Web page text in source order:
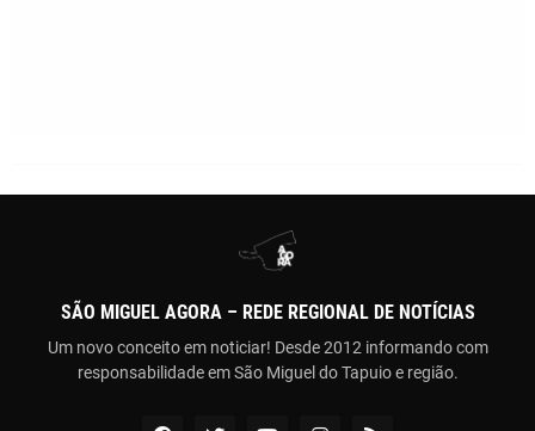
SÃO MIGUEL AGORA – REDE REGIONAL DE NOTÍCIAS
Um novo conceito em noticiar! Desde 2012 informando com
responsabilidade em São Miguel do Tapuio e região.